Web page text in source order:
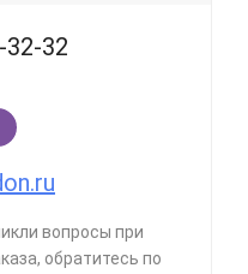
32-32
вопросы при
обратитесь по